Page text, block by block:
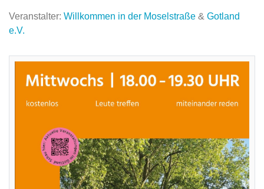
Veranstalter: Willkommen in der Moselstraße & Gotland
e.V.